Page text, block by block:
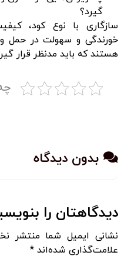
گیرد؟
سازگاری با نوع کود،
خورندگی و سهولت در حمل
هستند که باید مدنظر قرار
بدون دیدگاه
دیدگاهتان را
نشانی ایمیل شما منتشر
علامت‌گذاری شده‌اند*